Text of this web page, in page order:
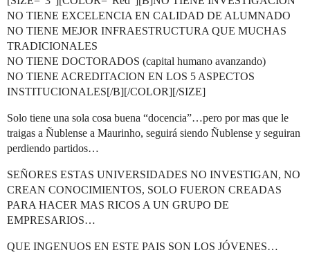
NO TIENE EXCELENCIA EN CALIDAD DE ALUMNADO
NO TIENE MEJOR INFRAESTRUCTURA QUE MUCHAS
TRADICIONALES
NO TIENE DOCTORADOS (capital humano avanzando)
NO TIENE ACREDITACION EN LOS 5 ASPECTOS
INSTITUCIONALES[/B][/COLOR][/SIZE]
Solo tiene una sola cosa buena “docencia”…pero por mas que le
traigas a Ñublense a Maurinho, seguirá siendo Ñublense y seguiran
perdiendo partidos…
SEÑORES ESTAS UNIVERSIDADES NO INVESTIGAN, NO
CREAN CONOCIMIENTOS, SOLO FUERON CREADAS
PARA HACER MAS RICOS A UN GRUPO DE
EMPRESARIOS…
QUE INGENUOS EN ESTE PAIS SON LOS JÓVENES…